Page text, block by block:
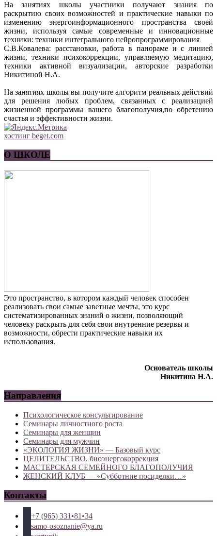
На занятиях школы участники получают знания по
раскрытию своих возможностей и практические навыки по
изменению энергоинформационного пространства своей
жизни, используя самые современные и инновационные
техники: техники интегрального нейропрограммирования
С.В.Ковалева: расстановки, работа в панораме и с линией
жизни, техники психокоррекции, управляемую медитацию,
техники активной визуализации, авторские разработки
Никитиной Н.А.
На занятиях школы вы получите алгоритм реальных действий
для решения любых проблем, связанных с реализацией
жизненной программы вашего благополучия,по обретению
счастья и эффективности жизни.
хостинг beget.com
О ШКОЛЕ
Это пространство, в котором каждый человек способен
реализовать свои самые заветные мечты, это курс
систематизированных знаний о жизни, позволяющий
человеку раскрыть для себя свои внутренние резервы и
возможности, обрести практические навыки их
использования.
Основатель школы
Никитина Н.А.
Направления
Психологическое консультирование
Семинары личностного роста
Семинары для женщин
Семинары для мужчин
«ЭКОЛОГИЯ ЖИЗНИ» — Базовый курс
ЦЕЛИТЕЛЬСТВО, биоэнергокоррекция
МАСТЕРСКАЯ СЕМЕЙНОГО БЛАГОПОЛУЧИЯ
ЖЕНСКИЙ КЛУБ — «Субботние посиделки…»
Контакты
+7 (965) 331•81•34
samo-osoznanie@ya.ru